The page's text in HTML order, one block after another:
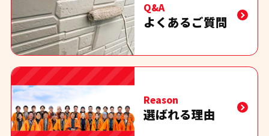
Q&A
よくあるご質問
Reason
選ばれる理由